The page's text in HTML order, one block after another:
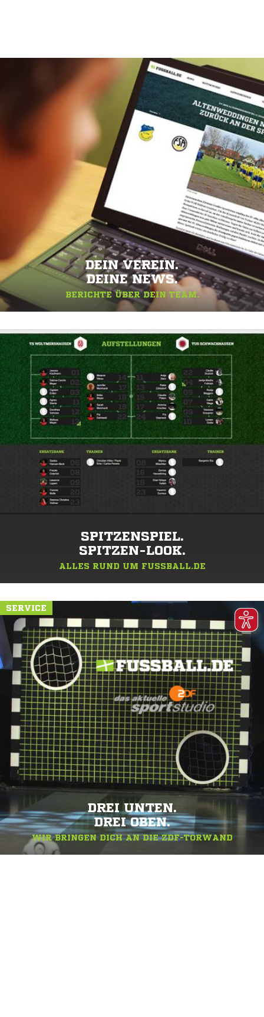
DEIN VEREIN.
DEINE NEWS.
BERICHTE ÜBER DEIN TEAM.
SPITZENSPIEL.
SPITZEN-LOOK.
ALLES RUND UM FUSSBALL.DE
SERVICE
DREI UNTEN.
DREI OBEN.
WIR BRINGEN DICH AN DIE ZDF-TORWAND